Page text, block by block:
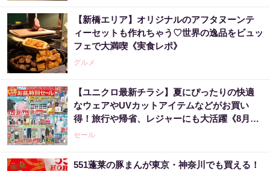
【新橋エリア】オリジナルのアフタヌーンテ
ィーセットも作れちゃう♡世界の逸品をビュッ
フェで大満喫《実食レポ》
グルメ
【ユニクロ最新チラシ】夏にぴったりの快適
なウェアやUVカットアイテムなどがお買い
得！旅行や帰省、レジャーにも大活躍《8月13
日まで》
セール
551蓬莱の豚まんが東京・神奈川でも買える！